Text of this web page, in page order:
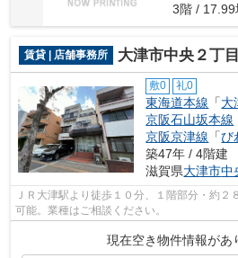
3階 /
賃貸 | 店舗事務所 大津市中央２丁
敷0 礼0
東海道本線 「大
京阪石山坂本線
京阪京津線 「び
築47年 / 4階建
滋賀県大津市中
ＪＲ大津駅より徒歩１０分、１階部分・約２
可能。業種はご相談ください。
現在空き物件情報があ